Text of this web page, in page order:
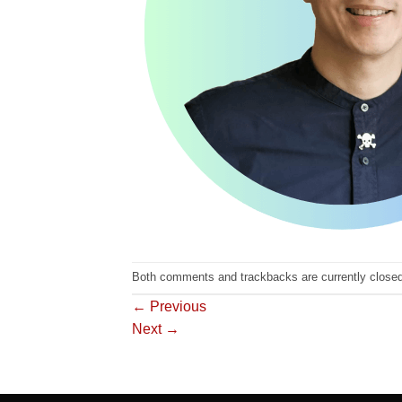
Both comments and trackbacks are currently
← Previous
Next →